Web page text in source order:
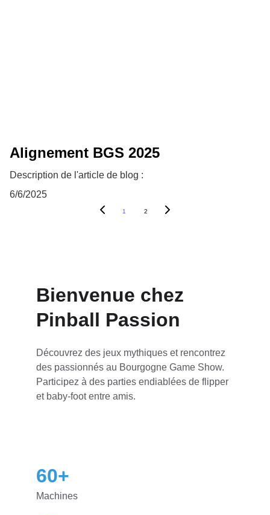
Alignement BGS 2025
Description de l'article de blog :
6/6/2025
1 2
Bienvenue chez
Pinball Passion
Découvrez des jeux mythiques et rencontrez
des passionnés au Bourgogne Game Show.
Participez à des parties endiablées de flipper
et baby-foot entre amis.
60+
Machines